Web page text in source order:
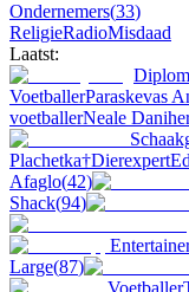
Ondernemers(33)
ReligieRadioMisdaad
Laatst:
VoetballerParaskevas
voetballerNeale
Plachetka†Dierexpert
Afaglo(42)
Shack(94)
Large(87)
Voetballer